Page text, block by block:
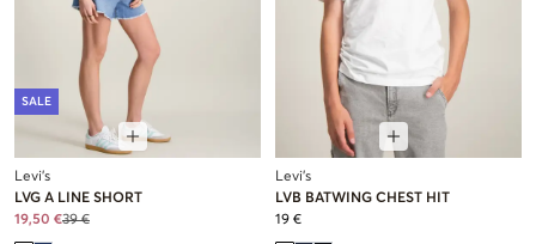
SALE
Levi's
LVG A LINE SHORT
19,50 €39 €
Levi's
LVB BATWING CHEST HIT
19 €